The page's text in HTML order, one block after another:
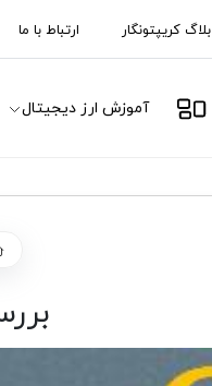
بلاگ کریپتونگار ارتباط با ما
آموزش ارز دیجیتال